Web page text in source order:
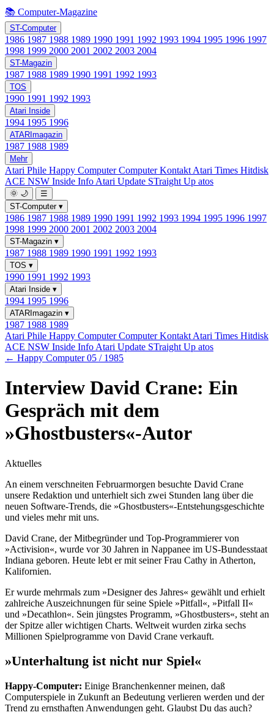
📚 Computer-Magazine
ST-Computer
1986 1987 1988 1989 1990 1991 1992 1993 1994 1995 1996 1997
1998 1999 2000 2001 2002 2003 2004
ST-Magazin
1987 1988 1989 1990 1991 1992 1993
TOS
1990 1991 1992 1993
Atari Inside
1994 1995 1996
ATARImagazin
1987 1988 1989
Mehr
Atari Phile Happy ComputerComputer Kontakt Atari Times Hitdisk
ACE NSW Inside Info Atari Update STraight Up atos
🌞 🌙
☰
ST-Computer ▾
1986 1987 1988 1989 1990 1991 1992 1993 1994 1995 1996 1997
1998 1999 2000 2001 2002 2003 2004
ST-Magazin ▾
1987 1988 1989 1990 1991 1992 1993
TOS ▾
1990 1991 1992 1993
Atari Inside ▾
1994 1995 1996
ATARImagazin ▾
1987 1988 1989
Atari Phile Happy ComputerComputer Kontakt Atari Times Hitdisk
ACE NSW Inside Info Atari Update STraight Up atos
← Happy Computer 05 / 1985
Interview David Crane: Ein
Gespräch mit dem
»Ghostbusters«-Autor
Aktuelles
An einem verschneiten Februarmorgen besuchte David Crane
unsere Redaktion und unterhielt sich zwei Stunden lang über die
neuen Software-Trends, die »Ghostbusters«-Entstehungsgeschichte
und vieles mehr mit uns.
David Crane, der Mitbegründer und Top-Programmierer von
»Activision«, wurde vor 30 Jahren in Nappanee im US-Bundesstaat
Indiana geboren. Heute lebt er mit seiner Frau Cathy in Atherton,
Kalifornien.
Er wurde mehrmals zum »Designer des Jahres« gewählt und erhielt
zahlreiche Auszeichnungen für seine Spiele »Pitfall«, »Pitfall II«
und »Decathlon«. Sein jüngstes Programm, »Ghostbusters«, steht an
der Spitze aller wichtigen Charts. Weltweit wurden zirka sechs
Millionen Spielprogramme von David Crane verkauft.
»Unterhaltung ist nicht nur Spiel«
Happy-Computer: Einige Branchenkenner meinen, daß
Computerspiele in Zukunft an Bedeutung verlieren werden und der
Trend zu ernsthaften Anwendungen geht. Glaubst Du das auch?